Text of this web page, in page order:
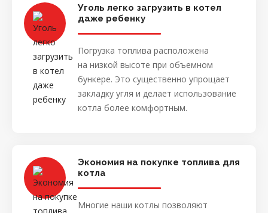
Уголь легко загрузить в котел
даже ребенку
Погрузка топлива расположена
на низкой высоте при объемном
бункере. Это существенно упрощает
закладку угля и делает использование
котла более комфортным.
Экономия на покупке топлива для
котла
Многие наши котлы позволяют